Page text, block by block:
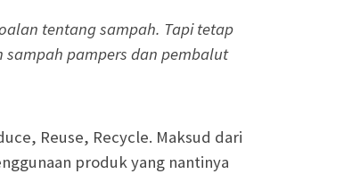
tentang sampah. Tapi tetap
pampers dan pembalut
Reuse, Recycle. Maksud dari
produk yang nantinya